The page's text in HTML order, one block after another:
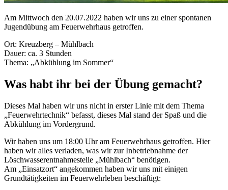
Am Mittwoch den 20.07.2022 haben wir uns zu einer spontanen
Jugendübung am Feuerwehrhaus getroffen.
Ort: Kreuzberg – Mühlbach
Dauer: ca. 3 Stunden
Thema: „Abkühlung im Sommer“
Was habt ihr bei der Übung gemacht?
Dieses Mal haben wir uns nicht in erster Linie mit dem Thema
„Feuerwehrtechnik“ befasst, dieses Mal stand der Spaß und die
Abkühlung im Vordergrund.
Wir haben uns um 18:00 Uhr am Feuerwehrhaus getroffen. Hier
haben wir alles verladen, was wir zur Inbetriebnahme der
Löschwasserentnahmestelle „Mühlbach“ benötigen.
Am „Einsatzort“ angekommen haben wir uns mit einigen
Grundtätigkeiten im Feuerwehrleben beschäftigt: